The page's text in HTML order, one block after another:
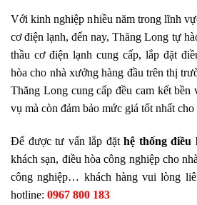
Với kinh nghiệp nhiều năm trong lĩnh
cơ điện lạnh, đến nay, Thăng Long tự
thầu cơ điện lạnh cung cấp, lắp đặt
hòa cho nhà xưởng hàng đầu trên thị
Thăng Long cung cấp đều cam kết
vụ mà còn đảm bảo mức giá tốt nhất
Để được tư vấn lắp đặthệ thống điều
khách sạn, điều hòa công nghiệp cho
công nghiệp… khách hàng vui lòng
hotline: 0967 800 183